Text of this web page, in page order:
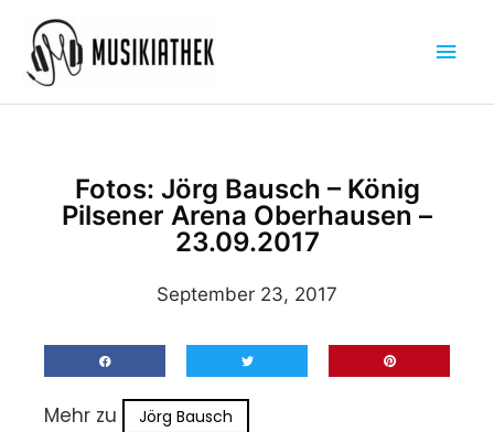
Inhalt
springen
Fotos: Jörg Bausch – König
Pilsener Arena Oberhausen –
23.09.2017
September 23, 2017
Mehr zu Jörg Bausch